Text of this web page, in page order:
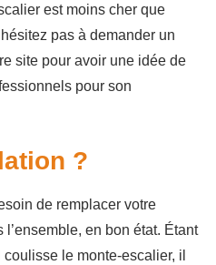
est moins cher que
pas à demander un
site pour avoir une idée de
pour son
?
de remplacer votre
en bon état. Étant
le monte-escalier, il